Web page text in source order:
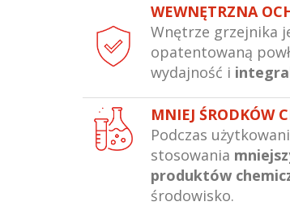
WEWNĘTRZNA
Wnętrze grzejnika
opatentowaną
wydajność i
MNIEJ ŚRODKÓW
Podczas
stosowania
produktów
środowisko.